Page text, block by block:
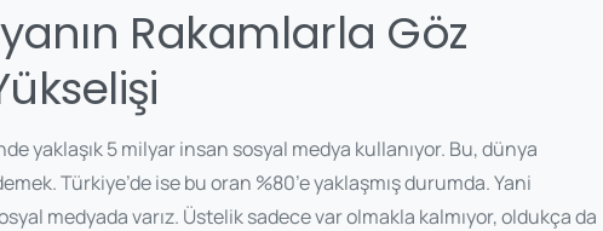
Rakamlarla Göz
yaklaşık 5 milyar insan sosyal medya kullanıyor. Bu, dünya
Türkiye’de ise bu oran %80’e yaklaşmış durumda. Yani
medyada varız. Üstelik sadece var olmakla kalmıyor, oldukça da